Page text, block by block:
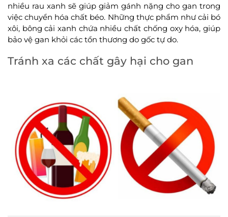
nhiều rau xanh sẽ giúp giảm gánh nặng cho gan trong
việc chuyển hóa chất béo. Những thực phẩm như cải bó
xôi, bông cải xanh chứa nhiều chất chống oxy hóa, giúp
bảo vệ gan khỏi các tổn thương do gốc tự do.
Tránh xa các chất gây hại cho gan